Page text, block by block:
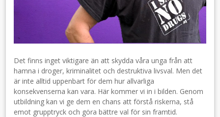
Det finns inget viktigare än att skydda våra unga från att
hamna i droger, kriminalitet och destruktiva livsval. Men det
är inte alltid uppenbart för dem hur allvarliga
konsekvenserna kan vara. Här kommer vi in i bilden. Genom
utbildning kan vi ge dem en chans att förstå riskerna, stå
emot grupptryck och göra bättre val för sin framtid.